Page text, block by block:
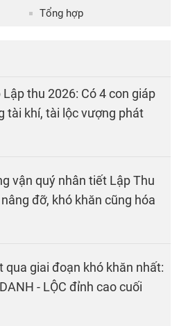
Tổng hợp
thu 2026: Có 4 con giáp
tài khí, tài lộc vượng phát
vận quý nhân tiết Lập Thu
đỡ, khó khăn cũng hóa
qua giai đoạn khó khăn nhất:
- LỘC đỉnh cao cuối